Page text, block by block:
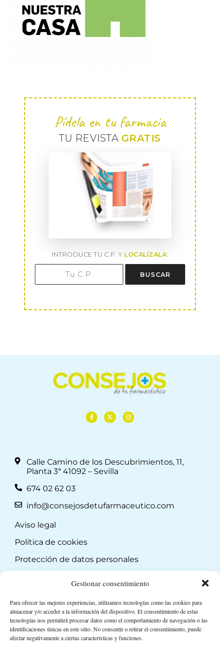
Gestionar consentimiento
Para ofrecer las mejores experiencias, utilizamos tecnologías como las cookies para
almacenar y/o acceder a la información del dispositivo. El consentimiento de estas
tecnologías nos permitirá procesar datos como el comportamiento de navegación o las
identificaciones únicas en este sitio. No consentir o retirar el consentimiento, puede
afectar negativamente a ciertas características y funciones.
Pídela en tu farmacia
TU REVISTA GRATIS
INTRODUCE TU C.P. Y LOCALÍZALA:
BUSCAR
Calle Camino de los Descubrimientos, 11,
Planta 3ª 41092 – Sevilla
674 02 62 03
info@consejosdetufarmaceutico.com
Aviso legal
Política de cookies
Protección de datos personales